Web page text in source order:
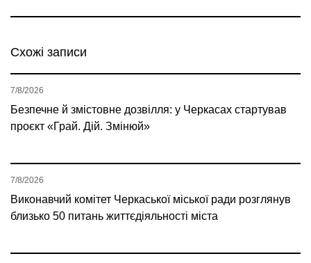
Схожі записи
Безпечне й змістовне дозвілля: у Черкасах стартував
проєкт «Грай. Дій. Змінюй»
7/8/2026
Виконавчий комітет Черкаської міської ради розглянув
близько 50 питань життєдіяльності міста
7/8/2026